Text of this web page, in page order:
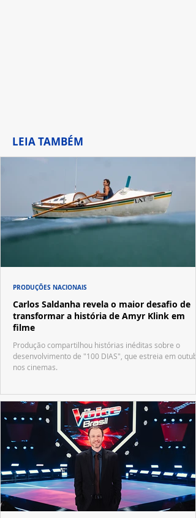
LEIA TAMBÉM
Carlos Saldanha revela o maior desafio de
transformar a história de Amyr Klink em
filme
Produção compartilhou histórias inéditas sobre o
desenvolvimento de "100 DIAS", que estreia em
nos cinemas.
PRODUÇÕES NACIONAIS